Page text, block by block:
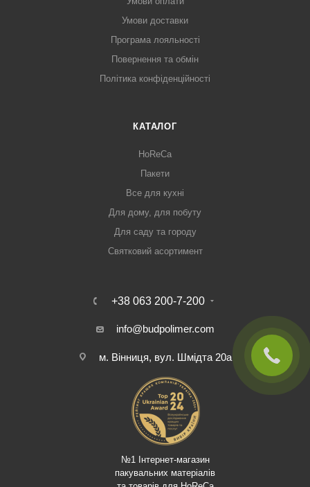
Умови доставки
Програма лояльності
Повернення та обмін
Політика конфіденційності
КАТАЛОГ
HoReCa
Пакети
Все для кухні
Для дому, для побуту
Для саду та городу
Святковий асортимент
+38 063 200-7-200
info@budpolimer.com
м. Вінниця, вул. Шмідта 20а
№1 Інтернет-магазин
пакувальних матеріалів